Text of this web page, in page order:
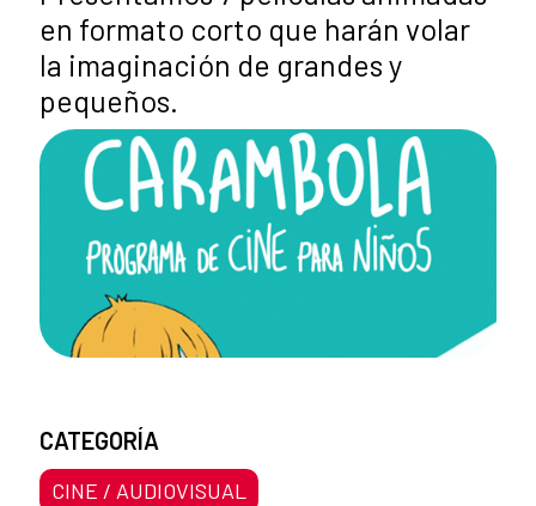
en formato corto que harán volar
la imaginación de grandes y
pequeños.
CATEGORÍA
CINE / AUDIOVISUAL